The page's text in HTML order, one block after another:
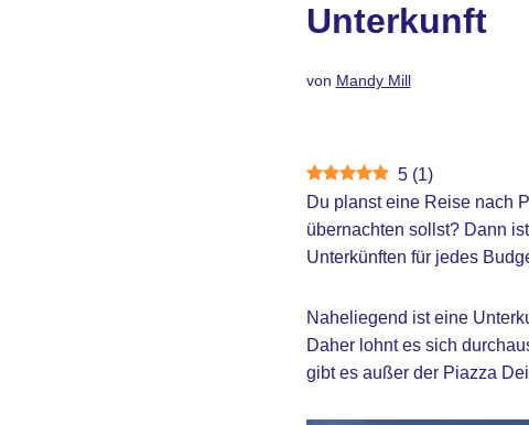
Unterkunft
von Mandy Mill
5 (1)
Du planst eine Reise nach
übernachten sollst? Dann
Unterkünften für jedes
Naheliegend ist eine
Daher lohnt es sich
gibt es außer der Piazza